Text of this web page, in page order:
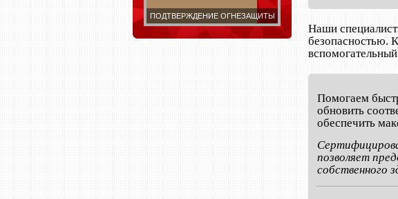
Наши
безопасностью.
Помогаем
обновить
обеспечить
позволяет
собственного